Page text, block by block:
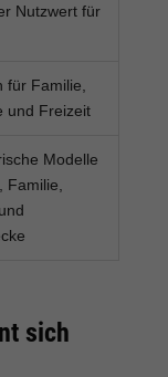
Nutzwert für
für Familie,
und Freizeit
Modelle
Familie,
sich